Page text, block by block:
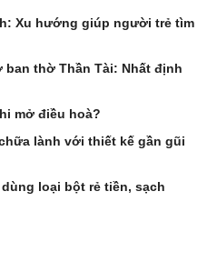
Xu hướng giúp người trẻ tìm
thờ Thần Tài: Nhất định
mở điều hoà?
lành với thiết kế gần gũi
loại bột rẻ tiền, sạch